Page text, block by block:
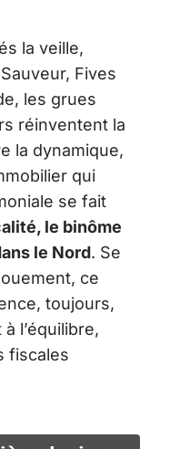
la veille,
Fives
les grues
réinventent la
la dynamique,
qui
se fait
le binôme
le Nord. Se
ce
toujours,
l’équilibre,
fiscales